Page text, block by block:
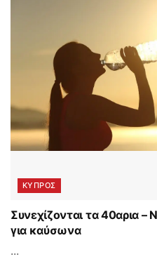
ΚΥΠΡΟΣ
Συνεχίζονται τα 40αρια –
για καύσωνα
...